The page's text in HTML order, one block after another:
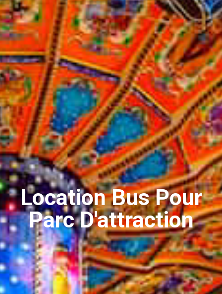
Location Bus Pour
Parc D'attraction